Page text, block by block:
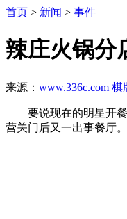
首页 > 新闻 > 事件
辣庄火锅分
来源： www.336c.com 棋
要说现在的明星开餐
营关门后又一出事餐厅